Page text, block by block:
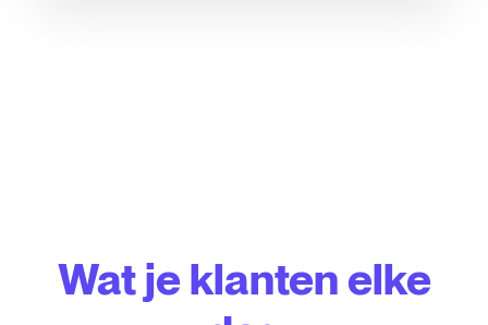
Wat je klanten elke